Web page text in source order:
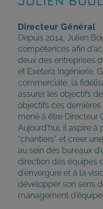
Directeur Général
Depuis 2014, Julien
compétences afin
deux des entreprises
et Exetera Ingénierie.
commerciale, la
assurer les objectifs
objectifs ces dernières
mené à être Directeur
Aujourd’hui, il aspire
“chantiers” et créer
au sein des bureaux
direction des équipes
d’envergure et à la
développer son sens
management d’équipe.